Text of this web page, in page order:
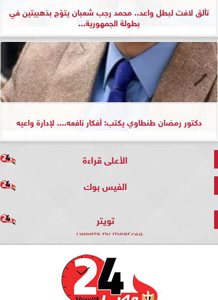
تألق لافت لبطل واعد.. محمد رجب شعبان يتوّج بذهبيتين في
بطولة الجمهورية...
دكتور رمضان طنطاوي يكتب: أفكار نافعه.... لإدارة واعيه
الأعلى قراءة
الفيس بوك
تويتر
Tweets by mesr244